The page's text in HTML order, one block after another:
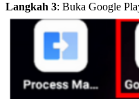
Langkah 3: Buka Google